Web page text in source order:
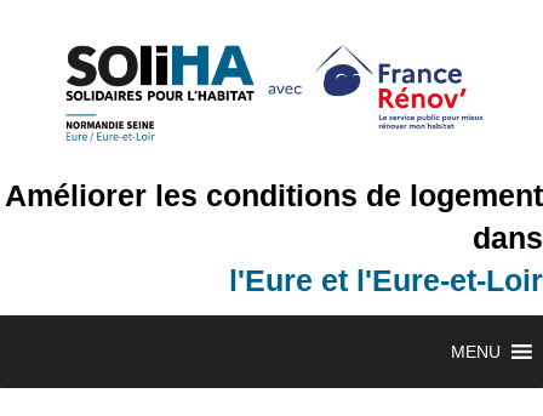
Améliorer les conditions de logement
dans
l'Eure et l'Eure-et-Loir
MENU